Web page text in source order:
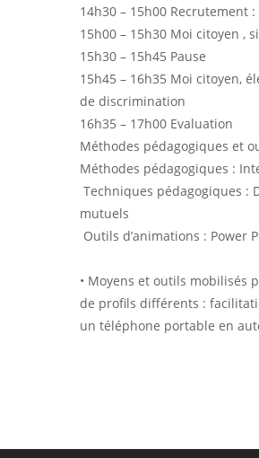
14h30 – 15h00
15h00 – 15h30 Moi citoyen
15h30 – 15h45 Pause
15h45 – 16h35 Moi citoyen,
de discrimination
16h35 – 17h00 Evaluation
Méthodes pédagogiques et
Méthodes pédagogiques :
Techniques pédagogiques :
mutuels
Outils d’animations : Power
• Moyens et outils mobilisés
de profils différents :
un téléphone portable en